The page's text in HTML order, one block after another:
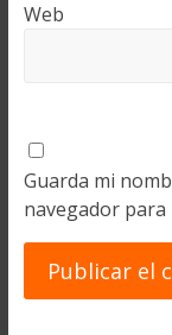
Web
Guarda mi
navegador para